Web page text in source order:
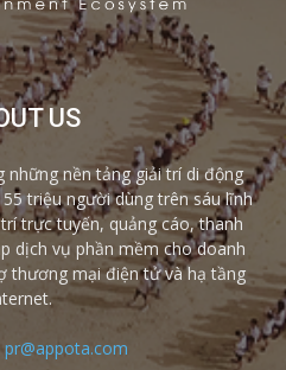
US
nền tảng giải trí di động
triệu người dùng trên sáu lĩnh
trực tuyến, quảng cáo, thanh
dịch vụ phần mềm cho doanh
thương mại điện tử và hạ tầng
pr@appota.com